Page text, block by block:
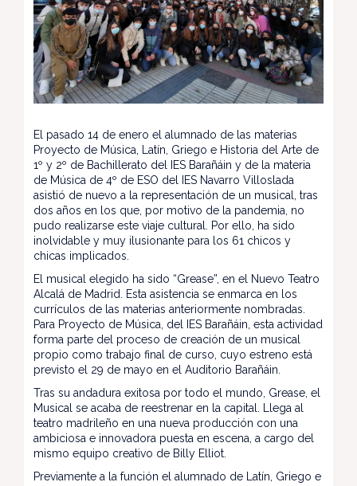
El pasado 14 de enero el alumnado de las materias
Proyecto de Música, Latín, Griego e Historia del Arte de
1º y 2º de Bachillerato del IES Barañáin y de la materia
de Música de 4º de ESO del IES Navarro Villoslada
asistió de nuevo a la representación de un musical, tras
dos años en los que, por motivo de la pandemia, no
pudo realizarse este viaje cultural. Por ello, ha sido
inolvidable y muy ilusionante para los 61 chicos y
chicas implicados.
El musical elegido ha sido “Grease”, en el Nuevo Teatro
Alcalá de Madrid. Esta asistencia se enmarca en los
currículos de las materias anteriormente nombradas.
Para Proyecto de Música, del IES Barañáin, esta actividad
forma parte del proceso de creación de un musical
propio como trabajo final de curso, cuyo estreno está
previsto el 29 de mayo en el Auditorio Barañáin.
Tras su andadura exitosa por todo el mundo, Grease, el
Musical se acaba de reestrenar en la capital. Llega al
teatro madrileño en una nueva producción con una
ambiciosa e innovadora puesta en escena, a cargo del
mismo equipo creativo de Billy Elliot.
Previamente a la función el alumnado de Latín, Griego e